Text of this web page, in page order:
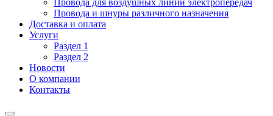
Провода для воздушных линий электропередач
Провода и шнуры различного назначения
Доставка и оплата
Услуги
Раздел 1
Раздел 2
Новости
О компании
Контакты